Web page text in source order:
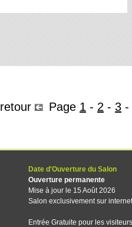
retour Page 1 - 2 - 3 -
Date d'Ouverture du Salon
Ouverture permanente
Mise à jour le 15 Août 2026
Salon exclusivement sur internet
Entrée Gratuite pour les visiteurs